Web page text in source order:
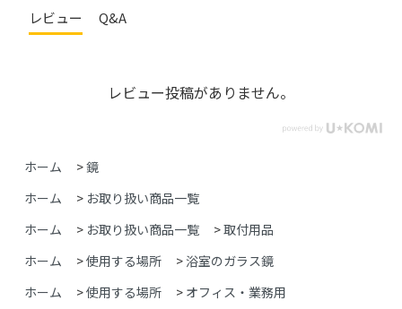
レビュー Q&A
レビュー投稿がありません。
ホーム >鏡
ホーム
> お取り扱い商品一覧
ホーム
> お取り扱い商品一覧 >取付用品
ホーム
>使用する場所 > 浴室のガラス鏡
ホーム
>使用する場所 > オフィス・業務用